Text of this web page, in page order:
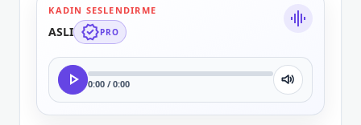
KADIN SESLENDIRME
ASLI verifiedPRO
graphic_eq
play_arrow 0:00 / 0:00